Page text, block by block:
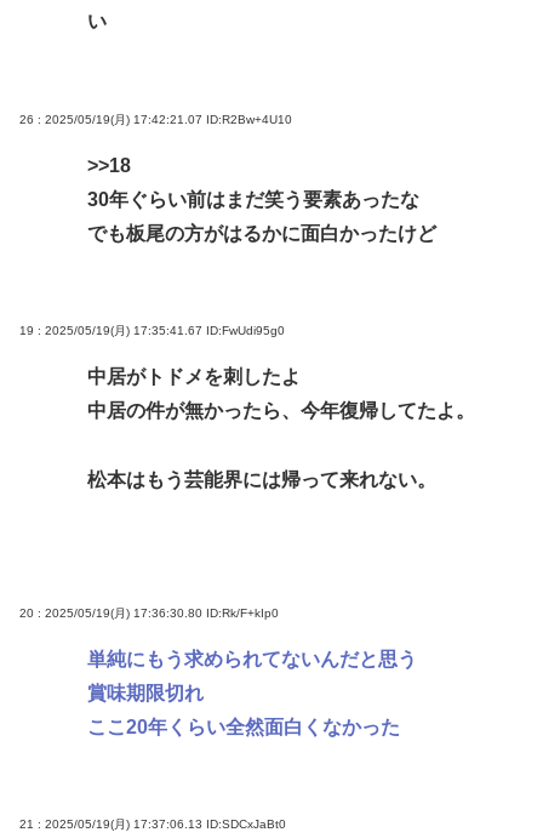
い
26 : 2025/05/19(月) 17:42:21.07 ID:R2Bw+4U10
>>18
30年ぐらい前はまだ笑う要素あったな
でも板尾の方がはるかに面白かったけど
19 : 2025/05/19(月) 17:35:41.67 ID:FwUdi95g0
中居がトドメを刺したよ
中居の件が無かったら、今年復帰してたよ。
松本はもう芸能界には帰って来れない。
20 : 2025/05/19(月) 17:36:30.80 ID:Rk/F+kIp0
単純にもう求められてないんだと思う
賞味期限切れ
ここ20年くらい全然面白くなかった
21 : 2025/05/19(月) 17:37:06.13 ID:SDCxJaBt0